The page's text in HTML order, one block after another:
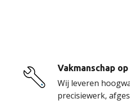
Vakmanschap
Wij leveren
precisiewerk,